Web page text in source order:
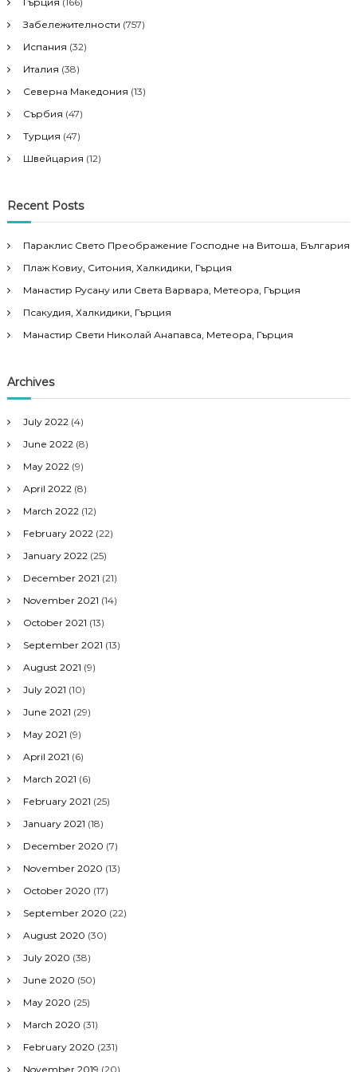
Забележителности (757)
Испания (32)
Италия (38)
Северна Македония (13)
Сърбия (47)
Турция (47)
Швейцария (12)
Recent Posts
Параклис Свето Преображение Господне на Витоша, България
Плаж Ковиу, Ситония, Халкидики, Гърция
Манастир Русану или Света Варвара, Метеора, Гърция
Псакудия, Халкидики, Гърция
Манастир Свети Николай Анапавса, Метеора, Гърция
Archives
July 2022 (4)
June 2022 (8)
May 2022 (9)
April 2022 (8)
March 2022 (12)
February 2022 (22)
January 2022 (25)
December 2021 (21)
November 2021 (14)
October 2021 (13)
September 2021 (13)
August 2021 (9)
July 2021 (10)
June 2021 (29)
May 2021 (9)
April 2021 (6)
March 2021 (6)
February 2021 (25)
January 2021 (18)
December 2020 (7)
November 2020 (13)
October 2020 (17)
September 2020 (22)
August 2020 (30)
July 2020 (38)
June 2020 (50)
May 2020 (25)
March 2020 (31)
February 2020 (231)
November 2019 (20)